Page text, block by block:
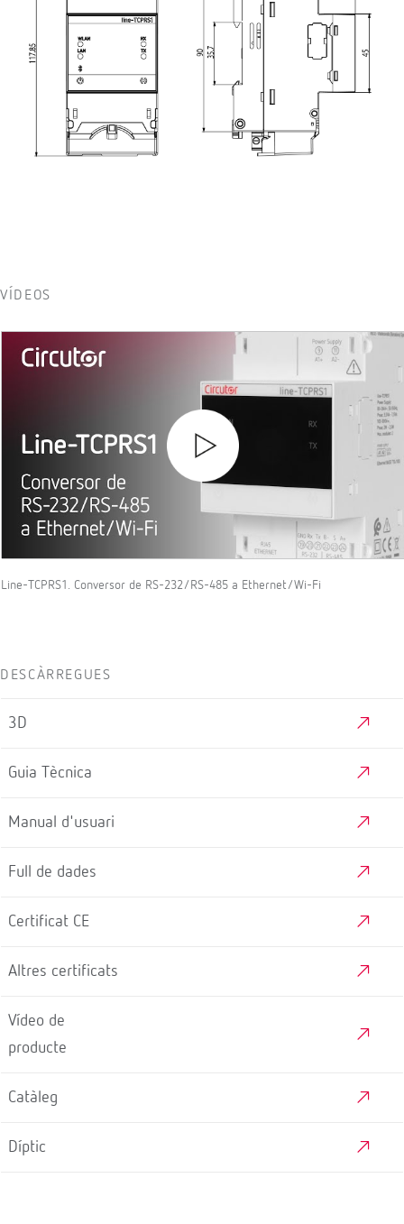
VÍDEOS
Line-TCPRS1. Conversor de RS-232/RS-485 a Ethernet/Wi-Fi
DESCÀRREGUES
3D
Guia Tècnica
Manual d'usuari
Full de dades
Certificat CE
Altres certificats
Vídeo de
producte
Catàleg
Díptic